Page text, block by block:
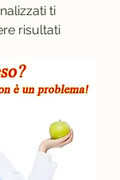
ti
risultati